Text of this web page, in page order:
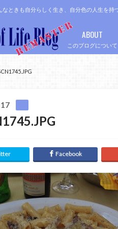
なときも自分らしく生き、自分色の人生を持
このブログについて
ABOUT
Facebook